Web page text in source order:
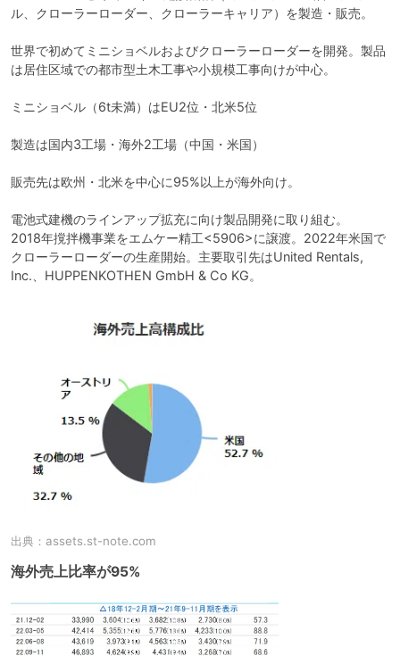
ル、クローラーローダー、クローラーキャリア）を製造・販売。
世界で初めてミニショベルおよびクローラーローダーを開発。製品
は居住区域での都市型土木工事や小規模工事向けが中心。
ミニショベル（6t未満）はEU2位・北米5位
製造は国内3工場・海外2工場（中国・米国）
販売先は欧州・北米を中心に95%以上が海外向け。
電池式建機のラインアップ拡充に向け製品開発に取り組む。
2018年撹拌機事業をエムケー精工<5906>に譲渡。2022年米国で
クローラーローダーの生産開始。主要取引先はUnited Rentals,
Inc.、HUPPENKOTHEN GmbH & Co KG。
出典： assets.st-note.com
海外売上比率が95%